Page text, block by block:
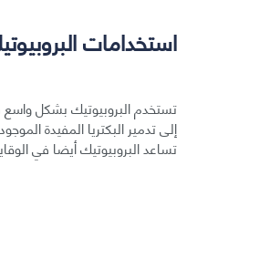
استخدامات
تستخدم البروبيوتيك بشكل واسع
إلى تدمير البكتريا المفيدة
تساعد البروبيوتيك أيضا في